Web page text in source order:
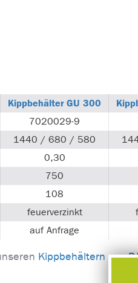
Kippbehälter GU 300
7020029-9
1440 / 680 / 580
0,30
750
108
feuerverzinkt
auf Anfrage
Kippbehältern von